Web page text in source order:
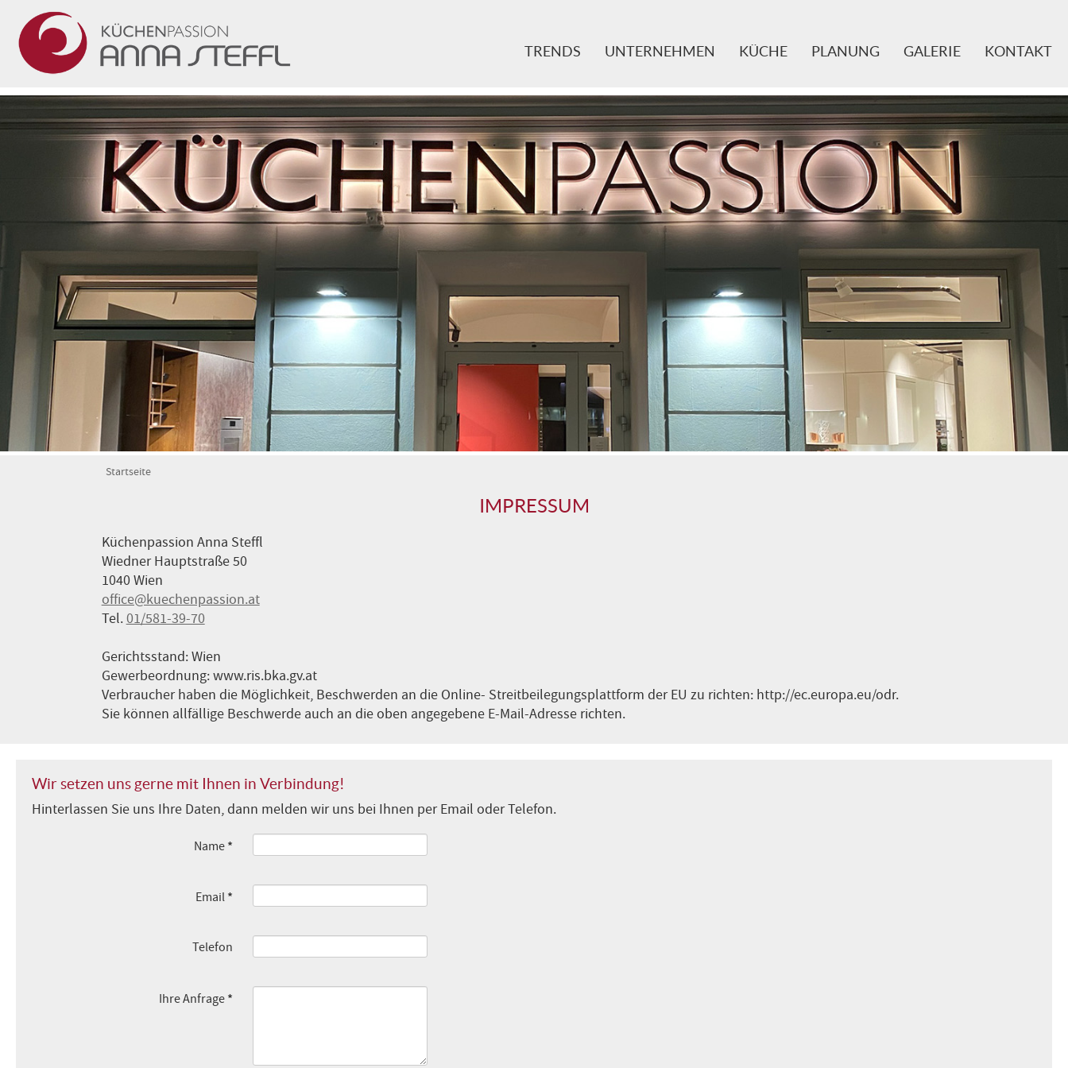
TRENDS UNTERNEHMEN KÜCHE PLANUNG GALERIE KONTAKT
Startseite
IMPRESSUM
Küchenpassion Anna Steffl
Wiedner Hauptstraße 50
1040 Wien
office@kuechenpassion.at
Tel.01/581-39-70
Gerichtsstand: Wien
Gewerbeordnung: www.ris.bka.gv.at
Verbraucher haben die Möglichkeit, Beschwerden an die Online- Streitbeilegungsplattform der EU zu richten: http://ec.europa.eu/odr.
Sie können allfällige Beschwerde auch an die oben angegebene E-Mail-Adresse richten.
Wir setzen uns gerne mit Ihnen in Verbindung!
Hinterlassen Sie uns Ihre Daten, dann melden wir uns bei Ihnen per Email oder Telefon.
Name *
Email *
Telefon
Ihre Anfrage *